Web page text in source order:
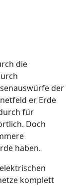
die
der
er Erde
für
Doch
haben.
komplett